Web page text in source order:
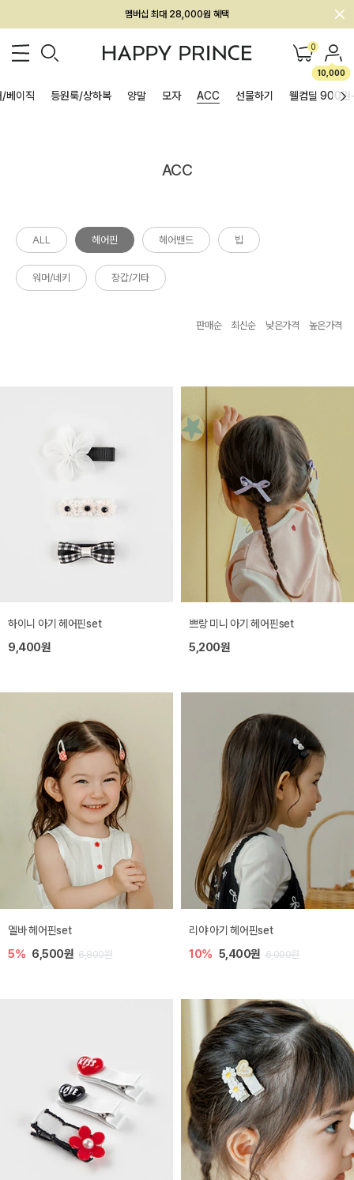
멤버십 최대 28,000원 혜택
0
10,000
/베이직 등원룩/상하복 양말 모자 ACC 선물하기 웰컴딜 900원
ACC
ALL 헤어핀 헤어밴드 빕
워머/네키 장갑/기타
판매순 최신순 낮은가격 높은가격
하이니 아기 헤어핀set
9,400원
쁘랑 미니 아기 헤어핀set
5,200원
엘바 헤어핀set
5% 6,500원 6,800원
리야 아기 헤어핀set
10% 5,400원 6,000원